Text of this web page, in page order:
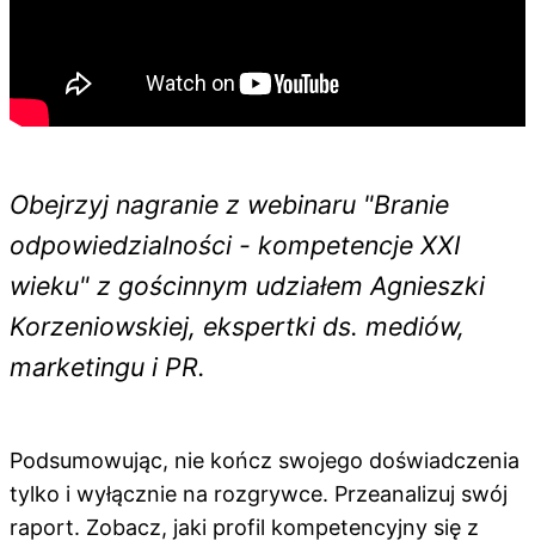
Obejrzyj nagranie z webinaru "Branie
odpowiedzialności - kompetencje XXI
wieku" z gościnnym udziałem Agnieszki
Korzeniowskiej, ekspertki ds. mediów,
marketingu i PR.
Podsumowując, nie kończ swojego doświadczenia
tylko i wyłącznie na rozgrywce. Przeanalizuj swój
raport. Zobacz, jaki profil kompetencyjny się z